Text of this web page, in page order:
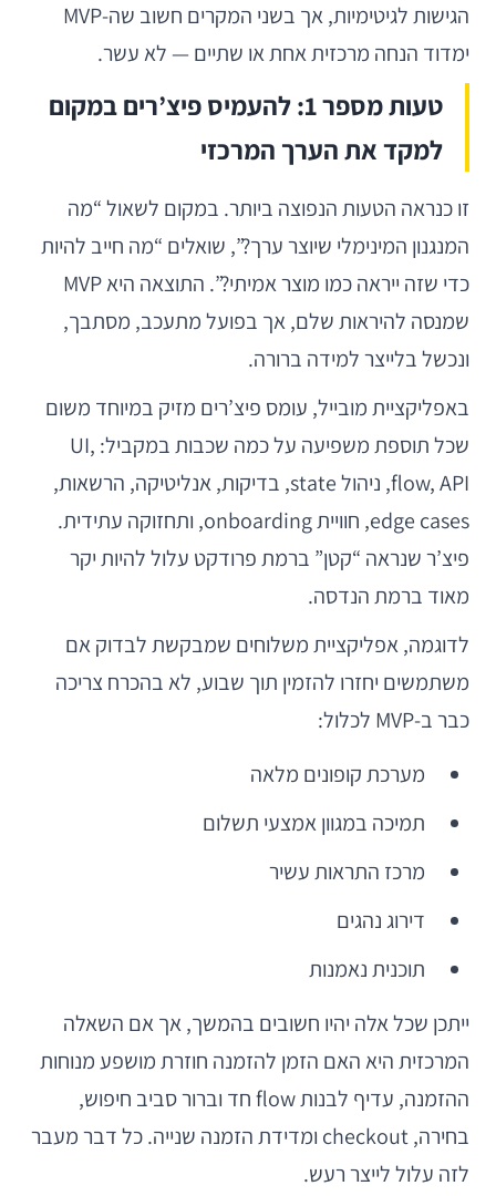
הגישות לגיטימיות, אך בשני המקרים חשוב שה-MVP
ימדוד הנחה מרכזית אחת או שתיים — לא עשר.
טעות מספר 1: להעמיס פיצ’רים במקום
למקד את הערך המרכזי
זו כנראה הטעות הנפוצה ביותר. במקום לשאול “מה
המנגנון המינימלי שיוצר ערך?”, שואלים “מה חייב להיות
כדי שזה ייראה כמו מוצר אמיתי?”. התוצאה היא MVP
שמנסה להיראות שלם, אך בפועל מתעכב, מסתבך,
ונכשל בלייצר למידה ברורה.
באפליקציית מובייל, עומס פיצ’רים מזיק במיוחד משום
שכל תוספת משפיעה על כמה שכבות במקביל: UI,
flow, API, ניהול state, בדיקות, אנליטיקה, הרשאות,
edge cases, חוויית onboarding, ותחזוקה עתידית.
פיצ’ר שנראה “קטן” ברמת פרודקט עלול להיות יקר
מאוד ברמת הנדסה.
לדוגמה, אפליקציית משלוחים שמבקשת לבדוק אם
משתמשים יחזרו להזמין תוך שבוע, לא בהכרח צריכה
כבר ב-MVP לכלול:
מערכת קופונים מלאה
תמיכה במגוון אמצעי תשלום
מרכז התראות עשיר
דירוג נהגים
תוכנית נאמנות
ייתכן שכל אלה יהיו חשובים בהמשך, אך אם השאלה
המרכזית היא האם הזמן להזמנה חוזרת מושפע מנוחות
ההזמנה, עדיף לבנות flow חד וברור סביב חיפוש,
בחירה, checkout ומדידת הזמנה שנייה. כל דבר מעבר
לזה עלול לייצר רעש.